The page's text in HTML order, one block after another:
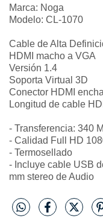
Marca: Noga
Modelo: CL-1070
Cable de Alta
HDMI macho a VGA
Versión 1.4
Soporta Virtual 3D
Conector HDMI
Longitud de cable
- Transferencia: 340
- Calidad Full HD
- Termosellado
- Incluye cable USB
mm stereo de Audio